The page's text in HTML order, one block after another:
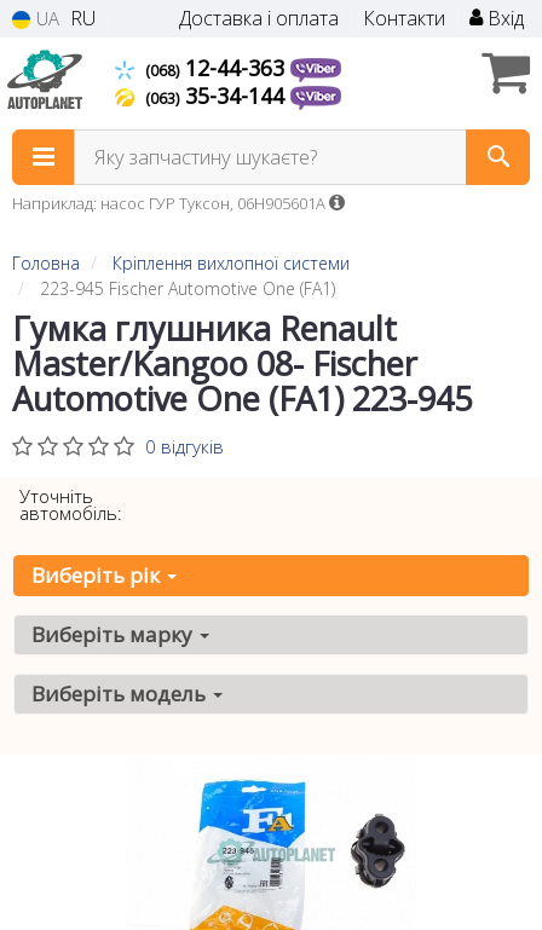
UA RU Доставка і оплата Контакти Вхід
(068)12-44-363
(063)35-34-144
Яку запчастину шукаєте?
Наприклад: насос ГУР Туксон, 06H905601A
Головна
Кріплення вихлопної системи
223-945 Fischer Automotive One (FA1)
Гумка глушника Renault
Master/Kangoo 08- Fischer
Automotive One (FA1) 223-945
0 відгуків
Уточніть
автомобіль:
Виберіть рік
Виберіть марку
Виберіть модель